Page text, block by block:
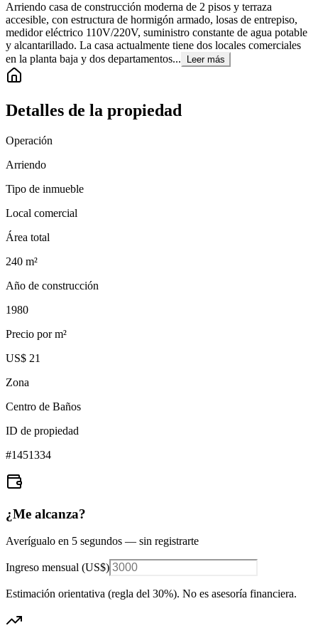
Arriendo casa de construcción moderna de 2 pisos y terraza
accesible, con estructura de hormigón armado, losas de entrepiso,
medidor eléctrico 110V/220V, suministro constante de agua potable
y alcantarillado. La casa actualmente tiene dos locales comerciales
en la planta baja y dos departamentos...
Leer más
Detalles de la propiedad
Operación
Arriendo
Tipo de inmueble
Local comercial
Área total
240 m²
Año de construcción
1980
Precio por m²
US$ 21
Zona
Centro de Baños
ID de propiedad
#1451334
¿Me alcanza?
Averígualo en 5 segundos — sin registrarte
Ingreso mensual (US$)
Estimación orientativa (regla del 30%). No es asesoría financiera.